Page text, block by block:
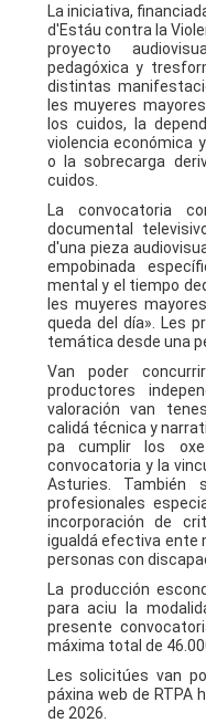
La iniciativa,
d'Estáu contra la
proyecto
pedagóxica y
distintas
les muyeres
los cuidos, la
violencia económica
o la sobrecarga
cuidos.
La convocatoria
documental
d'una pieza
empobinada
mental y el tiempo
les muyeres
queda del día». Les
temática desde una
Van poder
productores
valoración van
calidá técnica y
pa cumplir los
convocatoria y la
Asturies. También
profesionales
incorporación de
igualdá efectiva ente
personas con
La producción
para aciu la
presente
máxima total de
Les solicitúes van
páxina web de RTPA
de 2026.